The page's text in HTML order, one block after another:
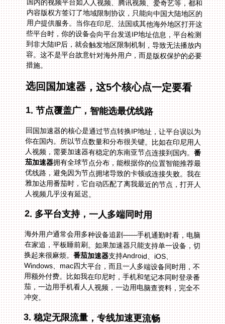
国内的视频平台如人人视频、腾讯视频、爱奇艺等，都和
内容版权方签订了地域限制协议，只能向中国大陆地区的
用户提供服务。当你在印尼、法国或其他海外地区打开这
些平台时，你的设备会向平台发送IP地址信息，平台检测
到非大陆IP后，就会触发地区限制机制，导致无法播放内
容。这不是平台故意针对海外用户，而是版权保护的必要
措施。
选回国加速器，这5个核心点一定要看
1. 节点覆盖广，智能选最优线路
回国加速器的核心是通过节点转换IP地址，让平台误以为
你在国内。所以节点数量和分布很关键。比如在印尼用人
人视频，需要加速器有稳定的东南亚节点连接到国内。番
茄加速器拥有全球节点分布，能根据你的位置智能推荐最
优线路，避免因为节点拥堵导致的卡顿或连接失败。我在
雅加达用番茄时，它自动匹配了离我最近的节点，打开人
人视频几乎没有延迟。
2. 多平台支持，一人多端同时用
海外用户通常会用多种设备追剧——手机通勤时看，电脑
在家追，平板睡前刷。如果加速器只能支持单一设备，切
换起来很麻烦。番茄加速器支持Android、iOS、
Windows、mac四大平台，而且一人多端设备同时用，不
用额外付费。比如我在印尼时，手机和笔记本同时登录番
茄，一边用手机看人人视频，一边用电脑查资料，完全不
冲突。
3. 稳定无限流量，专线加速更流畅